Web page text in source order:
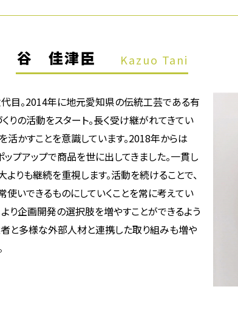
谷 佳津臣 Kazuo Tani
目。2014年に地元愛知県の伝統工芸である有
の活動をスタート。長く受け継がれてきてい
活かすことを意識しています。2018年からは
プアップで商品を世に出してきました。一貫し
りも継続を重視します。活動を続けることで、
いできるものにしていくことを常に考えてい
り企画開発の選択肢を増やすことができるよう
者と多様な外部人材と連携した取り組みも増や